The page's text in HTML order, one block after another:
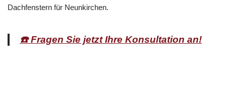
Dachfenstern für Neunkirchen.
☎️ Fragen Sie jetzt Ihre Konsultation an!